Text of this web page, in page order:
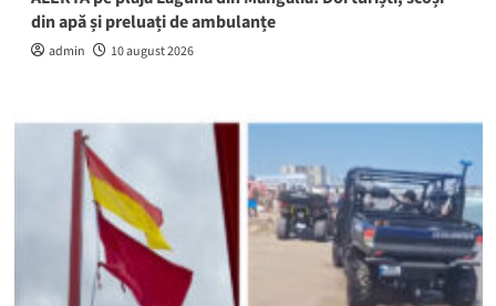
din apă și preluați de ambulanțe
admin 10 august 2026